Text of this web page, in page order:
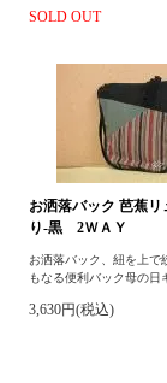
SOLD OUT
お洒落バック 芭蕉
り-黒 2ＷＡＹ
お洒落バック、紐を上で
もなる便利バック母の日
3,630円(税込)